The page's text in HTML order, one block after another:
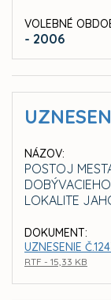
VOLEBNÉ
- 2006
NÁZOV:
POSTOJ
LOKALITE
DOKUMENT:
UZNESENIE
RTF - 15,33 KB